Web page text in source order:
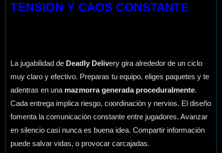
TENSIÓN Y CAOS CONSTANTE
La jugabilidad de Deadly Delivery gira alrededor de un ciclo
muy claro y efectivo. Preparas tu equipo, eliges paquetes y te
adentras en una mazmorra generada proceduralmente.
Cada entrega implica riesgo, coordinación y nervios. El diseño
fomenta la comunicación constante entre jugadores. Avanzar
en silencio casi nunca es buena idea. Compartir información
puede salvar vidas, o provocar carcajadas.